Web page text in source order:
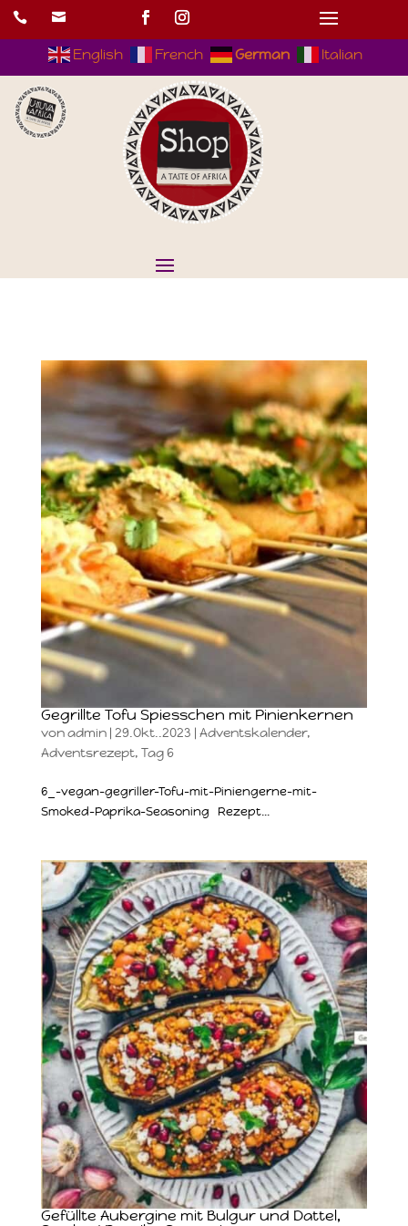
 
English French German Italian
Gegrillte Tofu Spiesschen mit Pinienkernen
vonadmin| 29.Okt..2023 | Adventskalender,
Adventsrezept, Tag 6
6_-vegan-gegriller-Tofu-mit-Piniengerne-mit-
Smoked-Paprika-Seasoning Rezept...
Gefüllte Aubergine mit Bulgur und Dattel,